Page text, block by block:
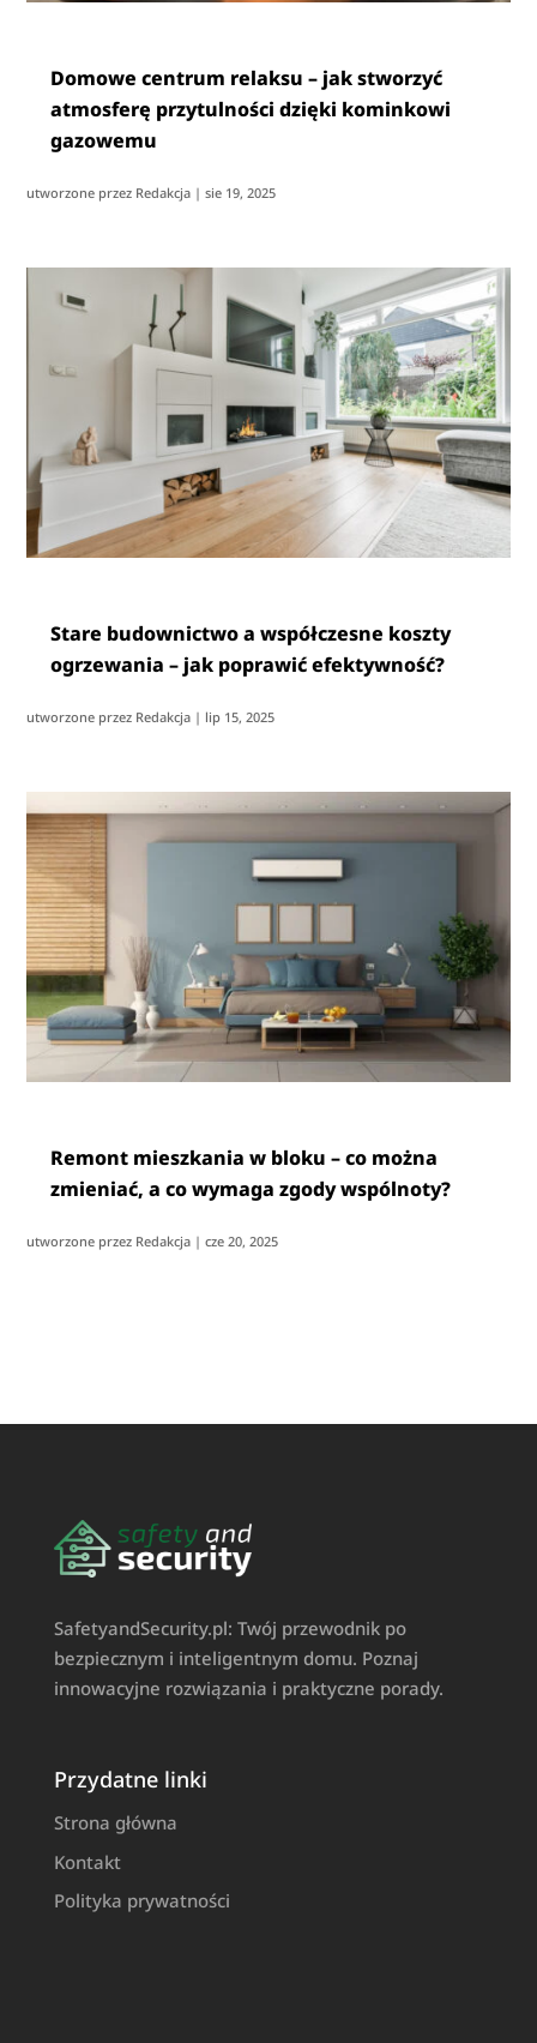
Domowe centrum relaksu – jak stworzyć
atmosferę przytulności dzięki kominkowi
gazowemu
utworzone przez Redakcja |sie 19, 2025
Stare budownictwo a współczesne koszty
ogrzewania – jak poprawić efektywność?
utworzone przez Redakcja | lip 15, 2025
Remont mieszkania w bloku – co można
zmieniać, a co wymaga zgody wspólnoty?
utworzone przez Redakcja |cze 20, 2025
SafetyandSecurity.pl: Twój przewodnik po
bezpiecznym i inteligentnym domu. Poznaj
innowacyjne rozwiązania i praktyczne porady.
Przydatne linki
Strona główna
Kontakt
Polityka prywatności